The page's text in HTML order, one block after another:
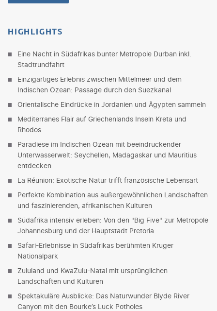
HIGHLIGHTS
Eine Nacht in Südafrikas bunter Metropole Durban inkl.
Stadtrundfahrt
Einzigartiges Erlebnis zwischen Mittelmeer und dem
Indischen Ozean: Passage durch den Suezkanal
Orientalische Eindrücke in Jordanien und Ägypten sammeln
Mediterranes Flair auf Griechenlands Inseln Kreta und
Rhodos
Paradiese im Indischen Ozean mit beeindruckender
Unterwasserwelt: Seychellen, Madagaskar und Mauritius
entdecken
La Réunion: Exotische Natur trifft französische Lebensart
Perfekte Kombination aus außergewöhnlichen Landschaften
und faszinierenden, afrikanischen Kulturen
Südafrika intensiv erleben: Von den "Big Five" zur Metropole
Johannesburg und der Hauptstadt Pretoria
Safari-Erlebnisse in Südafrikas berühmten Kruger
Nationalpark
Zululand und KwaZulu-Natal mit ursprünglichen
Landschaften und Kulturen
Spektakuläre Ausblicke: Das Naturwunder Blyde River
Canyon mit den Bourke’s Luck Potholes